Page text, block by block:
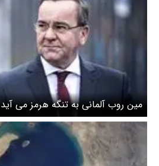
مین روب آلمانی به تنگه هرمز می آید